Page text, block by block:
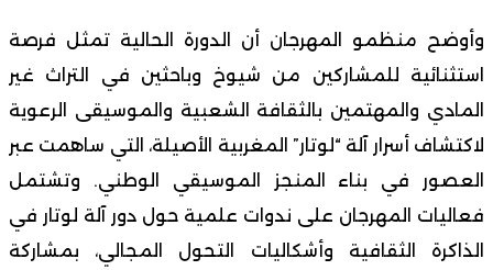
وأوضح منظمو المهرجان أن الدورة الحالية تمثل فرصة
استثنائية للمشاركين من شيوخ وباحثين في التراث غير
المادي والمهتمين بالثقافة الشعبية والموسيقى الرعوية
لاكتشاف أسرار آلة “لوتار” المغربية الأصيلة، التي ساهمت عبر
العصور في بناء المنجز الموسيقي الوطني. وتشتمل
فعاليات المهرجان على ندوات علمية حول دور آلة لوتار في
الذاكرة الثقافية وأشكاليات التحول المجالي، بمشاركة